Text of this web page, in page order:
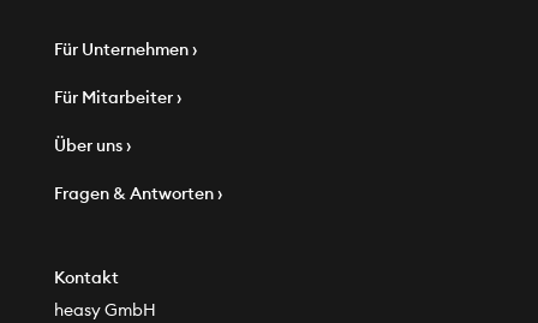
Für Unternehmen ›
Für Mitarbeiter ›
Über uns ›
Fragen & Antworten ›
Kontakt
heasy GmbH